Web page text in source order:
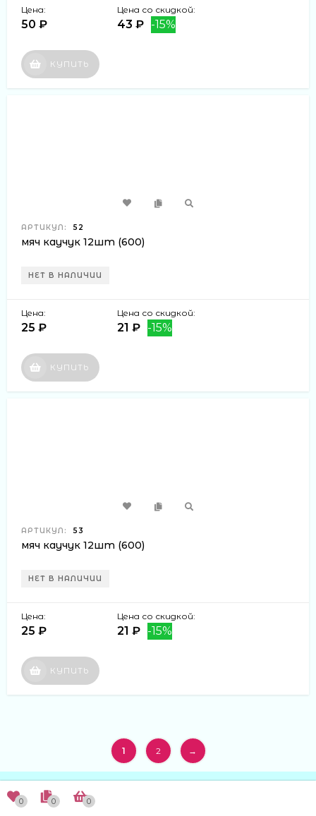
Цена:
50 ₽
Цена со скидкой:
43 ₽ -15%
КУПИТЬ
АРТИКУЛ: 52
мяч каучук 12шт (600)
НЕТ В НАЛИЧИИ
Цена:
25 ₽
Цена со скидкой:
21 ₽ -15%
КУПИТЬ
АРТИКУЛ: 53
мяч каучук 12шт (600)
НЕТ В НАЛИЧИИ
Цена:
25 ₽
Цена со скидкой:
21 ₽ -15%
КУПИТЬ
1 2 →
0 0 0